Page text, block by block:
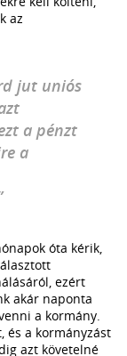
az
jut uniós
a pénzt
a
óta kérik,
ezért
akár naponta
a kormány.
és a kormányzást
azt követelné